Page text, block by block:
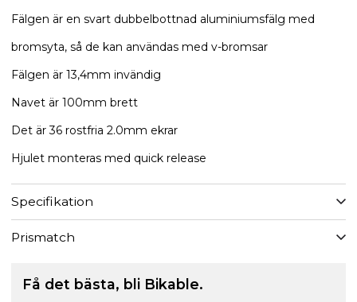
Fälgen är en svart dubbelbottnad aluminiumsfälg med
bromsyta, så de kan användas med v-bromsar
Fälgen är 13,4mm invändig
Navet är 100mm brett
Det är 36 rostfria 2.0mm ekrar
Hjulet monteras med quick release
Specifikation
Prismatch
Få det bästa, bli Bikable.